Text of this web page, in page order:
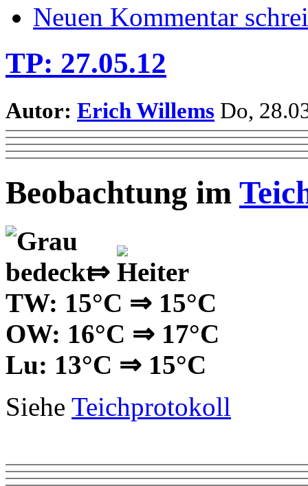
Neuen Kommentar
TP: 27.05.12
Autor: Erich Willems Do,
Beobachtung im
⇒
TW: 15°C ⇒ 15°C
OW: 16°C ⇒ 17°C
Lu: 13°C ⇒ 15°C
Siehe Teichprotokoll